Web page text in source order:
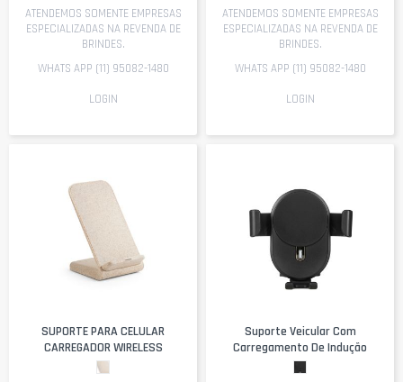
ATENDEMOS SOMENTE EMPRESAS
ESPECIALIZADAS NA REVENDA DE
BRINDES.
WHATS APP (11) 95082-1480
LOGIN
ATENDEMOS SOMENTE EMPRESAS
ESPECIALIZADAS NA REVENDA DE
BRINDES.
WHATS APP (11) 95082-1480
LOGIN
SUPORTE PARA CELULAR
CARREGADOR WIRELESS
Suporte Veicular Com
Carregamento De Indução